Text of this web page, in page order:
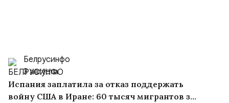
Белрусинфо
3 августа
Испания заплатила за отказ поддержать
войну США в Иране: 60 тысяч мигрантов за